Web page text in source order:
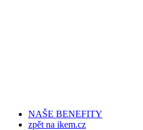
NAŠE BENEFITY
zpět na ikem.cz